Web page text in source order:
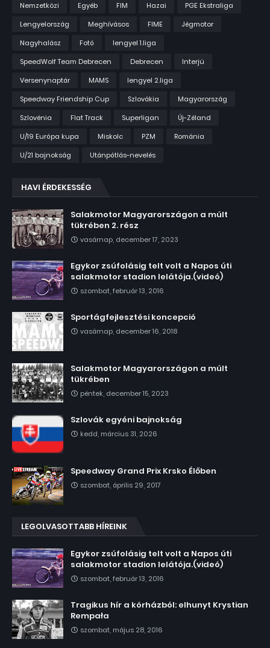
Nemzetközi Egyéb FIM Hazai
PGE Ekstraliga
Lengyelország
Meghívásos FIME
Jégmotor
Nagyhalász
Fotó
lengyel 1.liga
SpeedWolf Team Debrecen
Debrecen
Interjú
Versenynaptár
MAMS
lengyel 2.liga
Speedway Friendship Cup
Szlovákia
Magyarország
Szlovénia
Flat Track Superligan
Új-Zéland
U/19 Európa kupa
Miskolc PZM
Románia
U/21 bajnokság
Utánpótlás-nevelés
HAVI ÉRDEKESSÉG
Salakmotor Magyarországon a múlt
tükrében 2. rész
vasárnap, december 17, 2023
Egykor zsúfolásig telt volt a Napos úti
salakmotor stadion lelátója.(videó)
szombat, február 13, 2016
Sportágfejlesztési koncepció
vasárnap, december 16, 2018
Salakmotor Magyarországon a múlt
tükrében
péntek, december 15, 2023
Szlovák egyéni bajnokság
kedd, március 31, 2026
Speedway Grand Prix Krsko Élőben
szombat, április 29, 2017
LEGOLVASOTTABB HÍREINK
Egykor zsúfolásig telt volt a Napos úti
salakmotor stadion lelátója.(videó)
szombat, február 13, 2016
Tragikus hír a kórházból: elhunyt Krystian
Rempała
szombat, május 28, 2016